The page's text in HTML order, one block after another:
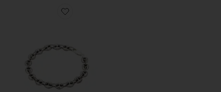
Favorite БРАСЛЕТ CALABROTE